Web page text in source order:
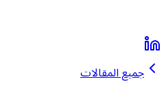
جميع المقالات